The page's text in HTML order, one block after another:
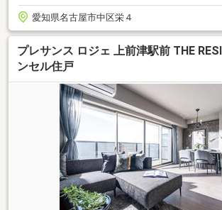
愛知県名古屋市中区栄４
プレサンス ロジェ 上前津駅前 THE
ンセル住戸